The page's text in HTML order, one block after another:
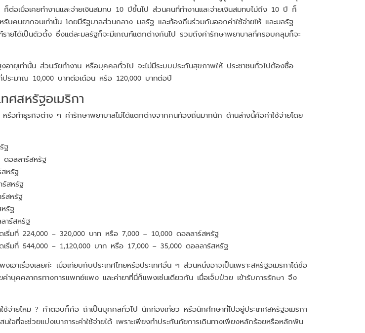
ต่อเมื่อเคยทำงานและจ่ายเงินสมทบ 10 ปีขึ้นไป ส่วนคนที่ทำงานและจ่ายเงินสมทบไม่ถึง 10 ปี ก็
บคนยากจนเท่านั้น โดยมีรัฐบาลส่วนกลาง มลรัฐ และท้องถิ่นร่วมกันออกค่าใช้จ่ายให้ และมลรัฐ
รายได้เป็นตัวตั้ง ซึ่งแต่ละมลรัฐก็จะมีเกณฑ์แตกต่างกันไป รวมถึงค่ารักษาพยาบาลที่ครอบคลุมก็จะ
ายุเท่านั้น ส่วนวัยทำงาน หรือบุคคลทั่วไป จะไม่มีระบบประกันสุขภาพให้ ประชาชนทั่วไปต้องซื้อ
ประมาณ 10,000 บาทต่อเดือน หรือ 120,000 บาทต่อปี
ศสหรัฐอเมริกา
หรือทำธุรกิจต่าง ๆ ค่ารักษาพยาบาลไม่ได้แตกต่างจากคนท้องถิ่นมากนัก ด้านล่างนี้คือค่าใช้จ่ายโดย
ฐ
ดอลลาร์สหรัฐ
หรัฐ
ร์สหรัฐ
สหรัฐ
รัฐ
าร์สหรัฐ
ริ่มที่ 224,000 – 320,000 บาท หรือ 7,000 – 10,000 ดอลลาร์สหรัฐ
ริ่มที่ 544,000 – 1,120,000 บาท หรือ 17,000 – 35,000 ดอลลาร์สหรัฐ
เอาเรื่องเลยค่ะ เมื่อเทียบกับประเทศไทยหรือประเทศอื่น ๆ ส่วนหนึ่งอาจเป็นเพราะสหรัฐอเมริกาได้ชื่อ
าบุคคลากรทางการแพทย์แพง และค่ายาที่นี่ก็แพงเช่นเดียวกัน เมื่อเจ็บป่วย เข้ารับการรักษา จึง
จ่ายไหม ? คำตอบก็คือ ถ้าเป็นบุคคลทั่วไป นักท่องเที่ยว หรือนักศึกษาที่ไปอยู่ประเทศสหรัฐอเมริกา
นใจที่จะช่วยแบ่งเบาภาระค่าใช้จ่ายได้ เพราะเพียงทำประกันภัยการเดินทางเพียงหลักร้อยหรือหลักพัน